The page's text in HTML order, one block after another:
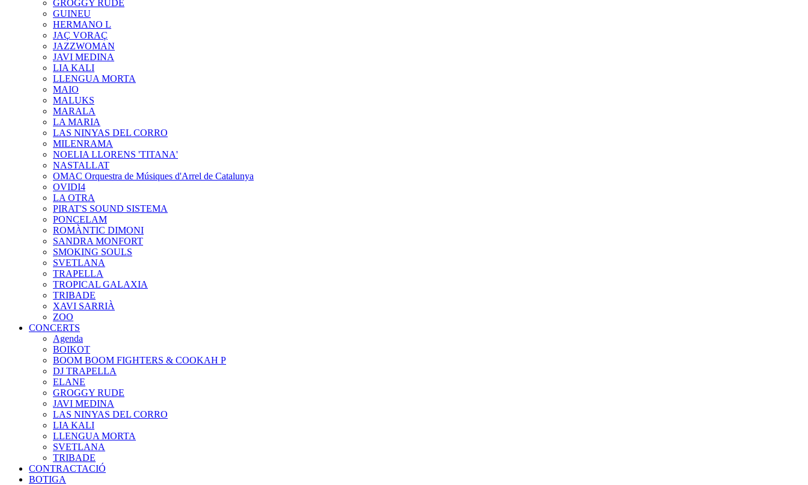
GROGGY RUDE
GUINEU
HERMANO L
JAÇ VORAÇ
JAZZWOMAN
JAVI MEDINA
LIA KALI
LLENGUA MORTA
MAIO
MALUKS
MARALA
LA MARIA
LAS NINYAS DEL CORRO
MILENRAMA
NOELIA LLORENS 'TITANA'
NASTALLAT
OMAC Orquestra de Músiques d'Arrel de Catalunya
OVIDI4
LA OTRA
PIRAT'S SOUND SISTEMA
PONCELAM
ROMÀNTIC DIMONI
SANDRA MONFORT
SMOKING SOULS
SVETLANA
TRAPELLA
TROPICAL GALAXIA
TRIBADE
XAVI SARRIÀ
ZOO
CONCERTS
Agenda
BOIKOT
BOOM BOOM FIGHTERS & COOKAH P
DJ TRAPELLA
ELANE
GROGGY RUDE
JAVI MEDINA
LAS NINYAS DEL CORRO
LIA KALI
LLENGUA MORTA
SVETLANA
TRIBADE
CONTRACTACIÓ
BOTIGA